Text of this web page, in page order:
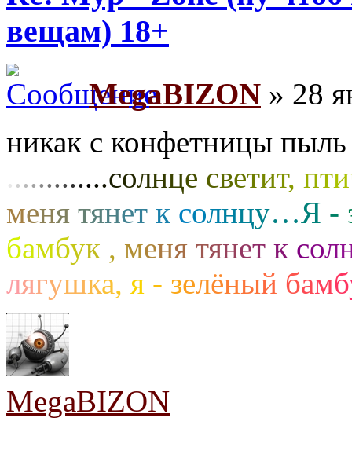
вещам) 18+
MegaBIZON » 28
никак с конфетницы
............солнце светит, пти
меня тянет к солнцу…Я -
бамбук , меня тянет к сол
лягушка, я - зелёный бамб
MegaBIZON